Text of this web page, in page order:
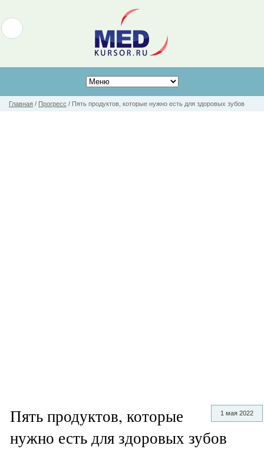
Главная / Прогресс / Пять продуктов, которые нужно есть для здоровых зубов
1 мая 2022
Пять продуктов, которые
нужно есть для здоровых зубов